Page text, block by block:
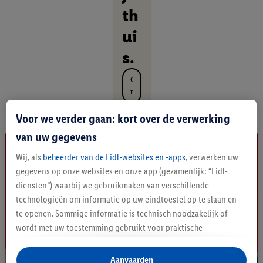
th
ui
s.
O
n
d
l
l
e
p
r
d
Voor we verder gaan: kort over de verwerking
van uw gegevens
Wij, als beheerder van de Lidl-websites en -apps, verwerken uw
gegevens op onze websites en onze app (gezamenlijk: “Lidl-
diensten”) waarbij we gebruikmaken van verschillende
technologieën om informatie op uw eindtoestel op te slaan en
te openen. Sommige informatie is technisch noodzakelijk of
wordt met uw toestemming gebruikt voor praktische
reclame binnen en buiten de Lidl-diensten aan te bieden. Als u
Aanvaarden